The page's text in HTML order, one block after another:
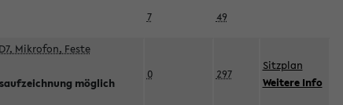
7 49
Mikrofon, Feste
möglich
0 297
Sitzplan
Weitere Info